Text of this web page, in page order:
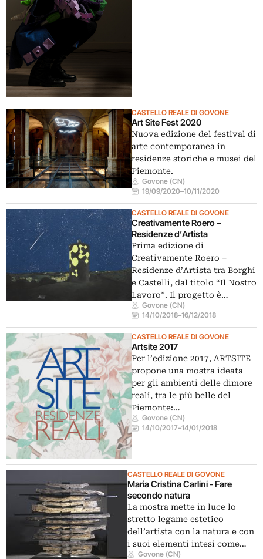
CASTELLO REALE DI GOVONE
Art Site Fest 2020
Nuova edizione del festival di
arte contemporanea in
residenze storiche e musei del
Piemonte.
Govone (CN)
19/09/2020–10/11/2020
CASTELLO REALE DI GOVONE
Creativamente Roero –
Residenze d’Artista
Prima edizione di
Creativamente Roero –
Residenze d’Artista tra Borghi
e Castelli, dal titolo “Il Nostro
Lavoro”. Il progetto è…
Govone (CN)
14/10/2018–16/12/2018
CASTELLO REALE DI GOVONE
Artsite 2017
Per l’edizione 2017, ARTSITE
propone una mostra ideata
per gli ambienti delle dimore
reali, tra le più belle del
Piemonte:…
Govone (CN)
14/10/2017–14/01/2018
CASTELLO REALE DI GOVONE
Maria Cristina Carlini - Fare
secondo natura
La mostra mette in luce lo
stretto legame estetico
dell’artista con la natura e con
i suoi elementi intesi come…
Govone (CN)